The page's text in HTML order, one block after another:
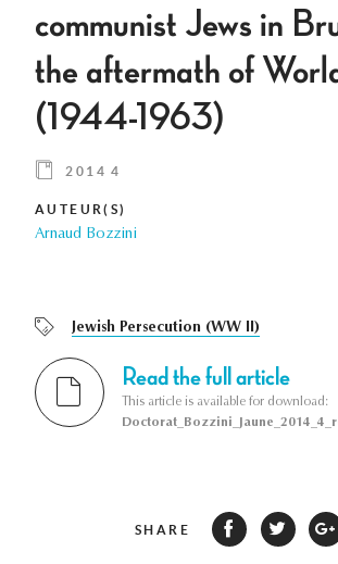
communist Jews in
the aftermath of
(1944-1963)
2014 4
AUTEUR(S)
Arnaud Bozzini
Jewish Persecution (WW II)
Read the full article
This article is available for download:
SHARE